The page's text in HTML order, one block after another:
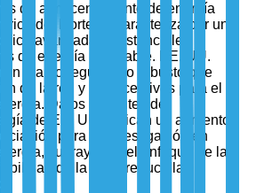
de almacenamiento de energía
del Norte se caracteriza por una
avanzada y sustanciales
de energía renovable. EE. UU.
un marco regulatorio robusto que
de la red y los incentivos para el
Datos recientes del
de EE. UU. indican un aumento
para la investigación en
subrayando el enfoque de la
de la red y reducir las